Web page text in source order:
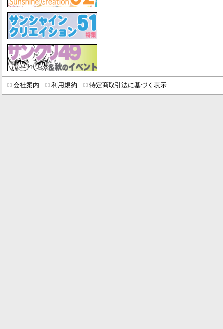
会社案内 利用規約 特定商取引法に基づく表示